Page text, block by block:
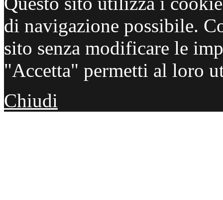
di navigazione possibile.
sito senza modificare le
"Accetta" permetti al loro
Chiudi